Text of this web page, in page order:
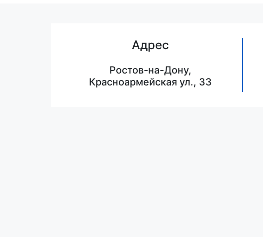
Адрес
Ростов-на-Дону,
Красноармейская ул., 33